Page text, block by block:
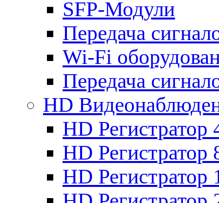
SFP-Модули
Передача
Wi-Fi
Передача
HD
HD Регистратор
HD Регистратор
HD Регистратор